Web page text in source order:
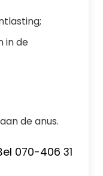
in de
de anus.
070-406 31